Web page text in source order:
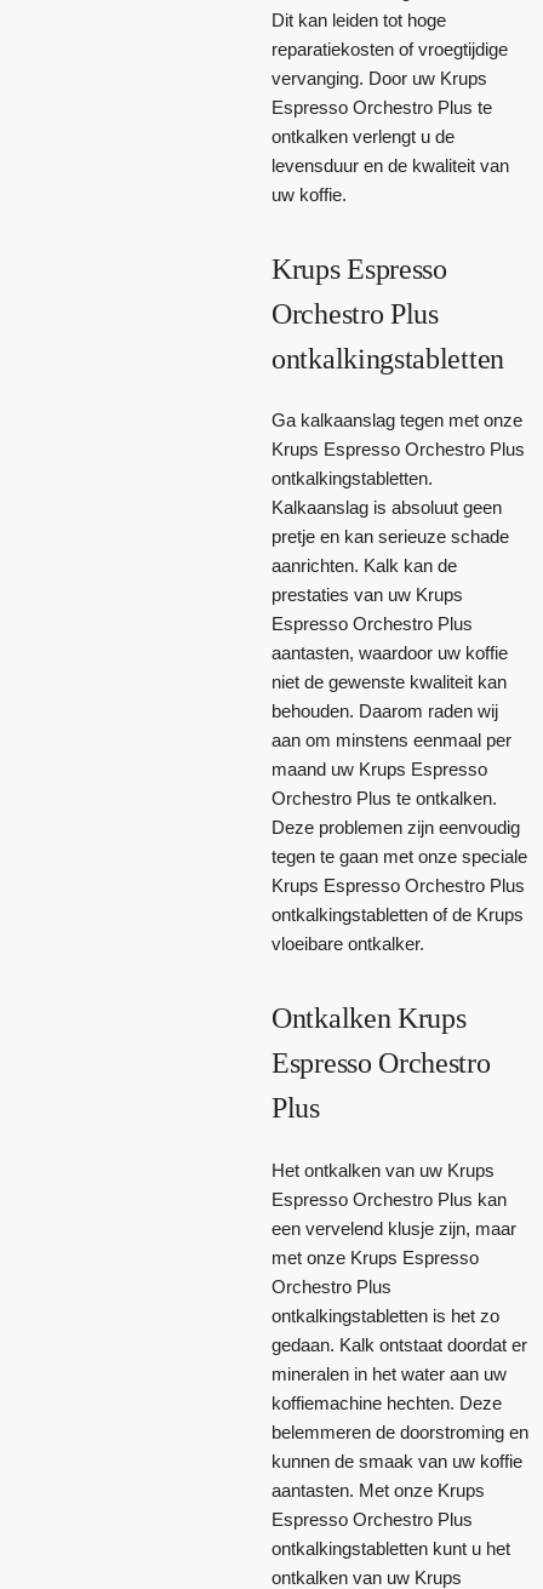
Dit kan leiden tot hoge
reparatiekosten of vroegtijdige
vervanging. Door uw Krups
Espresso Orchestro Plus te
ontkalken verlengt u de
levensduur en de kwaliteit van
uw koffie.
Krups Espresso
Orchestro Plus
ontkalkingstabletten
Ga kalkaanslag tegen met onze
Krups Espresso Orchestro Plus
ontkalkingstabletten.
Kalkaanslag is absoluut geen
pretje en kan serieuze schade
aanrichten. Kalk kan de
prestaties van uw Krups
Espresso Orchestro Plus
aantasten, waardoor uw koffie
niet de gewenste kwaliteit kan
behouden. Daarom raden wij
aan om minstens eenmaal per
maand uw Krups Espresso
Orchestro Plus te ontkalken.
Deze problemen zijn eenvoudig
tegen te gaan met onze speciale
Krups Espresso Orchestro Plus
ontkalkingstabletten of de Krups
vloeibare ontkalker.
Ontkalken Krups
Espresso Orchestro
Plus
Het ontkalken van uw Krups
Espresso Orchestro Plus kan
een vervelend klusje zijn, maar
met onze Krups Espresso
Orchestro Plus
ontkalkingstabletten is het zo
gedaan. Kalk ontstaat doordat er
mineralen in het water aan uw
koffiemachine hechten. Deze
belemmeren de doorstroming en
kunnen de smaak van uw koffie
aantasten. Met onze Krups
Espresso Orchestro Plus
ontkalkingstabletten kunt u het
ontkalken van uw Krups